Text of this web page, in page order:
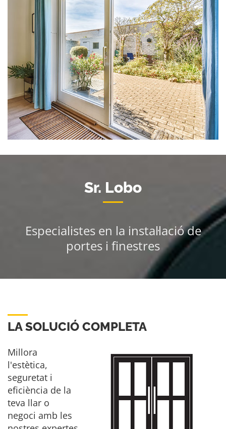
Sr. Lobo
Especialistes en la instal·lació de
portes i finestres
LA SOLUCIÓ COMPLETA
Millora
l'estètica,
seguretat i
eficiència de la
teva llar o
negoci amb les